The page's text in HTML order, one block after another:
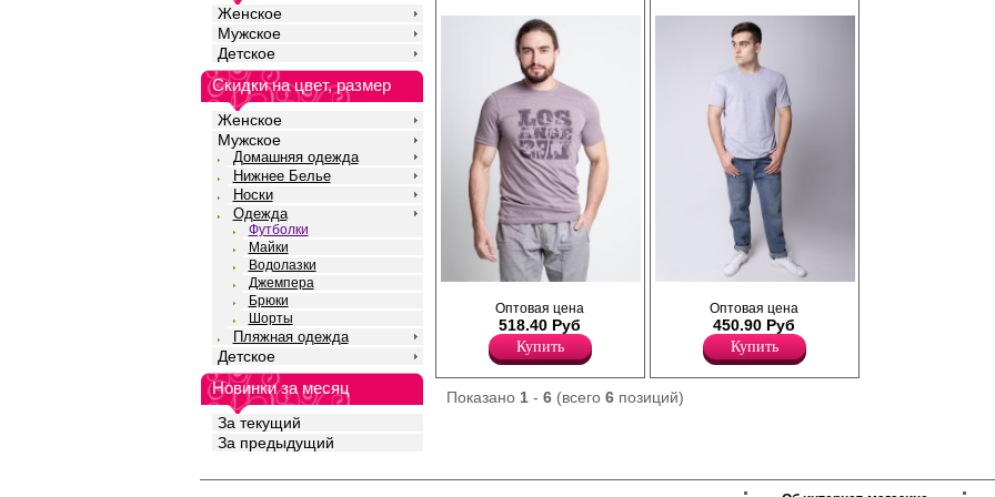
Женское
Мужское
Детское
Скидки на цвет, размер
Женское
Мужское
Домашняя одежда
Нижнее Белье
Носки
Одежда
Футболки
Майки
Водолазки
Джемпера
Брюки
Шорты
Пляжная одежда
Детское
Новинки за месяц
За текущий
За предыдущий
футболку хитом в летнем гардеробе.
Хлопок 100%
разрушаются под влиянием воды и света,
они дышащие и легкие. Рекомендуется
бережная стирка при 30C.
свободного кроя, округлый вырез
горловины, однотонная, принт-надпись на
передней части изделия.
Хлопок 100%
Оптовая цена
518.40 Руб
Купить
круглым вырезом по горловине.
Хлопок 100%
Оптовая цена
450.90 Руб
Купить
Показано 1- 6(всего 6позиций)